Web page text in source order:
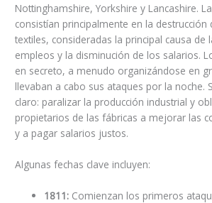
Nottinghamshire, Yorkshire y Lancashire.
consistían principalmente en la destrucción
textiles, consideradas la principal causa de
empleos y la disminución de los salarios.
en secreto, a menudo organizándose en
llevaban a cabo sus ataques por la noche.
claro: paralizar la producción industrial y
propietarios de las fábricas a mejorar las
y a pagar salarios justos.
Algunas fechas clave incluyen:
1811: Comienzan los primeros